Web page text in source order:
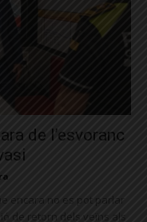
de l’esvoranc
encara no es pot parlar
de retorn dels veïns als